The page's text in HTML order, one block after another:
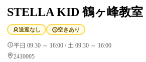
STELLA KID 鶴ヶ峰教室
送迎なし 空きあり
平日 09:30 ～ 16:00 / 土 09:30 ～ 16:00
2410005